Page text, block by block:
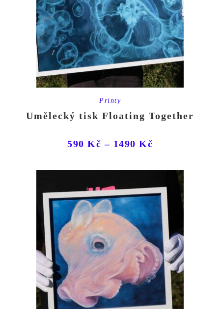
Printy
Umělecký tisk Floating Together
590 Kč – 1490 Kč